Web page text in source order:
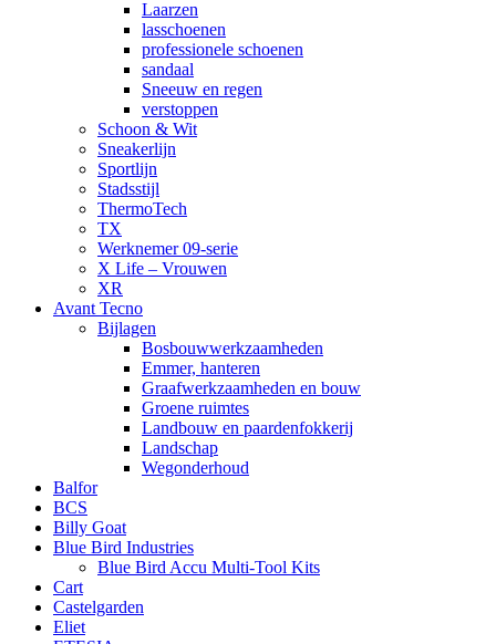
Laarzen
lasschoenen
professionele schoenen
sandaal
Sneeuw en regen
verstoppen
Schoon & Wit
Sneakerlijn
Sportlijn
Stadsstijl
ThermoTech
TX
Werknemer 09-serie
X Life – Vrouwen
XR
Avant Tecno
Bijlagen
Bosbouwwerkzaamheden
Emmer, hanteren
Graafwerkzaamheden en bouw
Groene ruimtes
Landbouw en paardenfokkerij
Landschap
Wegonderhoud
Balfor
BCS
Billy Goat
Blue Bird Industries
Blue Bird Accu Multi-Tool Kits
Cart
Castelgarden
Eliet